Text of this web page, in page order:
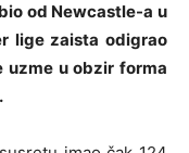
od Newcastle-a u
lige zaista odigrao
uzme u obzir forma